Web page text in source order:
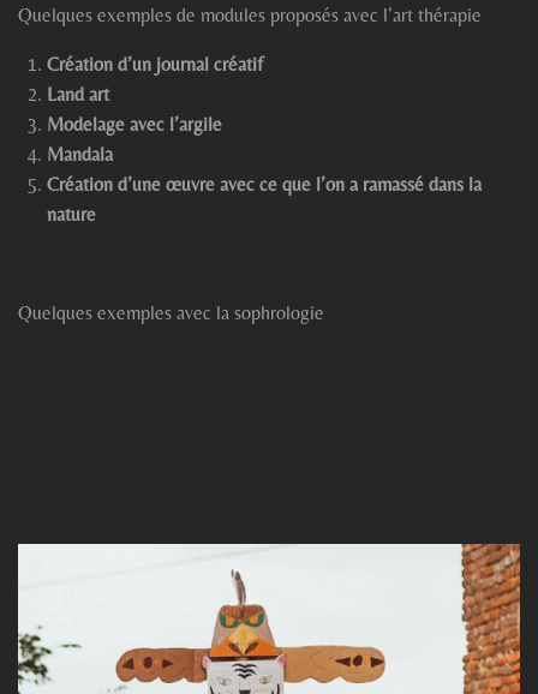
Quelques exemples de modules proposés avec l’art thérapie
Création d’un journal créatif
Land art
Modelage avec l’argile
Mandala
Création d’une œuvre avec ce que l’on a ramassé dans la
nature
Quelques exemples avec la sophrologie